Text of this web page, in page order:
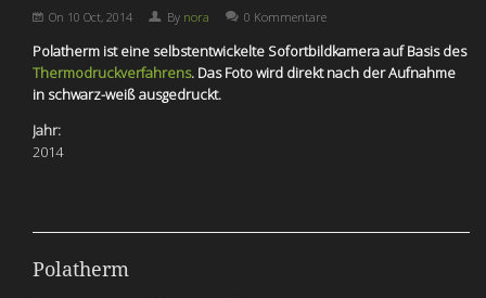
On 10 Oct, 2014 By nora 0 Kommentare
Polatherm ist eine selbstentwickelte Sofortbildkamera auf Basis des
Thermodruckverfahrens. Das Foto wird direkt nach der Aufnahme
in schwarz-weiß ausgedruckt.
Jahr:
2014
Polatherm